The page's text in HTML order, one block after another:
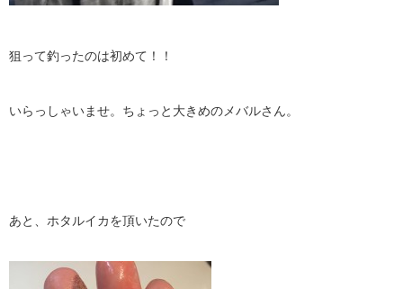
狙って釣ったのは初めて！！
いらっしゃいませ。ちょっと大きめのメバルさん。
あと、ホタルイカを頂いたので